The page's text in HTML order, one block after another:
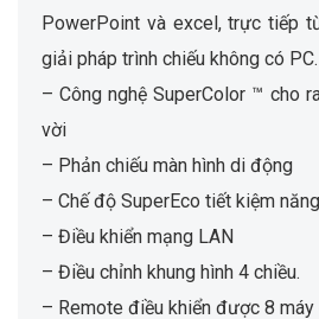
PowerPoint và excel, trực tiếp
giải pháp trình chiếu không có PC.
– Công nghệ SuperColor ™ cho
vời
– Phản chiếu màn hình di động
– Chế độ SuperEco tiết kiệm
– Điều khiển mạng LAN
– Điều chỉnh khung hình 4 chiều.
– Remote điều khiển được 8 máy